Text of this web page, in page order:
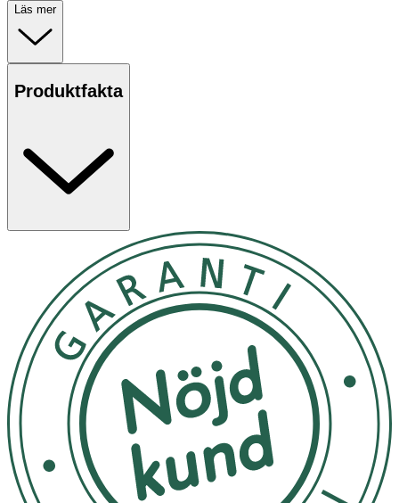
Läs mer
Produktfakta